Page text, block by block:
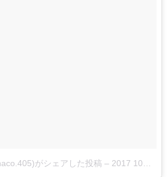
がシェアした投稿 – 2017 10月 4 7:26午前 PDT